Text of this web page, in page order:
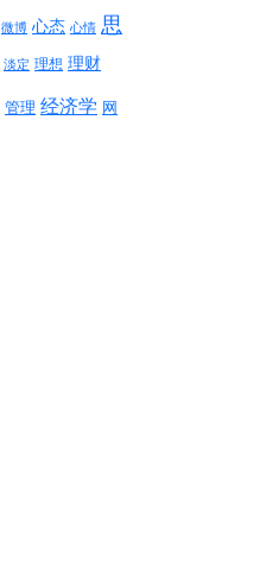
微博 心态 心情 思
淡定 理想 理财
管理 经济学 网